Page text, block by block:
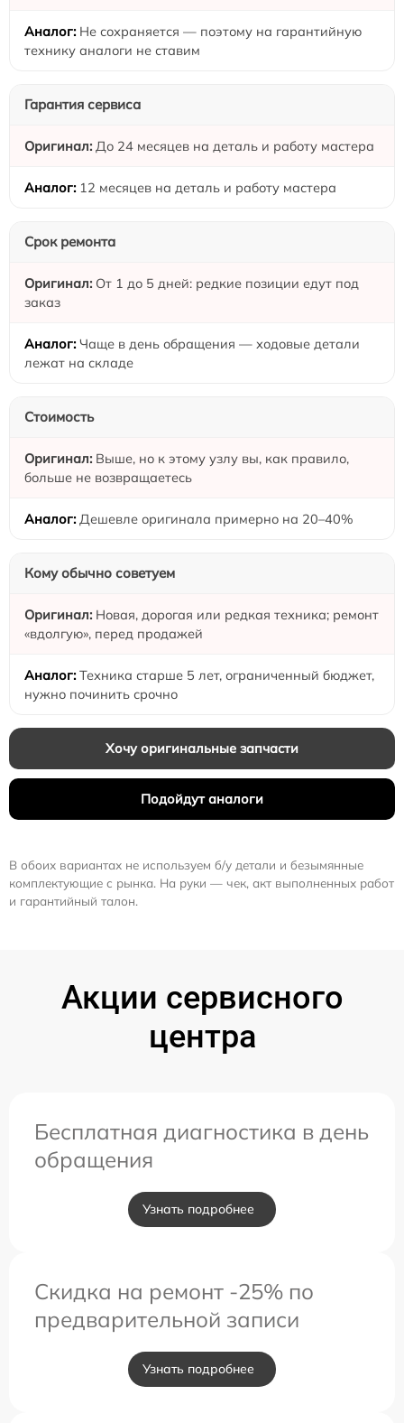
Не сохраняется — поэтому на гарантийную
технику аналоги не ставим
Гарантия сервиса
До 24 месяцев на деталь и работу мастера
12 месяцев на деталь и работу мастера
Срок ремонта
От 1 до 5 дней: редкие позиции едут под
заказ
Чаще в день обращения — ходовые детали
лежат на складе
Стоимость
Выше, но к этому узлу вы, как правило,
больше не возвращаетесь
Дешевле оригинала примерно на 20–40%
Кому обычно советуем
Новая, дорогая или редкая техника; ремонт
«вдолгую», перед продажей
Техника старше 5 лет, ограниченный бюджет,
нужно починить срочно
Хочу оригинальные запчасти
Подойдут аналоги
В обоих вариантах не используем б/у детали и безымянные
комплектующие с рынка. На руки — чек, акт выполненных работ
и гарантийный талон.
Акции сервисного
центра
Бесплатная диагностика в день
обращения
Узнать подробнее
Скидка на ремонт -25% по
предварительной записи
Узнать подробнее